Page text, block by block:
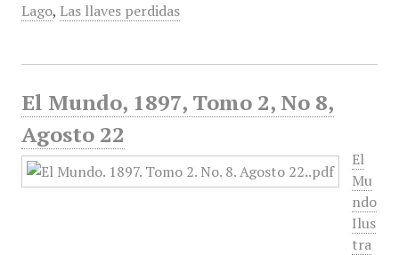
Lago, Las llaves perdidas
El Mundo, 1897, Tomo 2, No 8,
Agosto 22
El
Mu
ndo
Ilus
tra